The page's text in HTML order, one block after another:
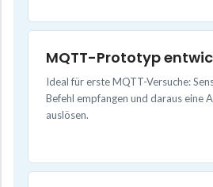
MQTT-Prototyp
Ideal für erste MQTT-Versuche:
Befehl empfangen und daraus eine
auslösen.